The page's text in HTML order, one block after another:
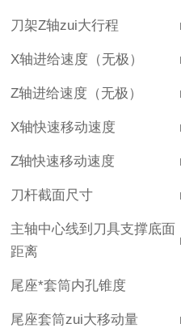
刀架Z轴zui大行程
X轴进给速度（无极）
Z轴进给速度（无极）
X轴快速移动速度
Z轴快速移动速度
刀杆截面尺寸
主轴中心线到刀具支撑底面
距离
尾座*套筒内孔锥度
尾座套筒zui大移动量